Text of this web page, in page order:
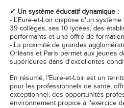
✓ Un système éducatif dynamique :
- L'Eure-et-Loir dispose d'un
39 collèges, ses 10 lycées, des
performants et une offre de
- La proximité de grandes
Orléans et Paris permet aux jeunes
supérieures dans d'excellentes
En résumé, l'Eure-et-Loir est un
pour les professionnels de santé,
exceptionnel, des opportunités
environnement propice à l'exercice